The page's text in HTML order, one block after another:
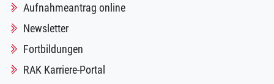
Aufnahmeantrag online
Newsletter
Fortbildungen
RAK Karriere-Portal